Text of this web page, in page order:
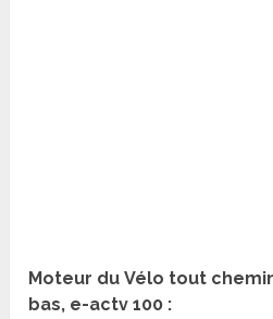
Moteur du Vélo tout
bas, e-actv 100 :